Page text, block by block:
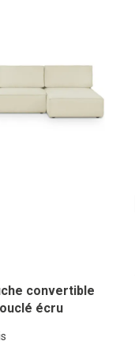
convertible
écru